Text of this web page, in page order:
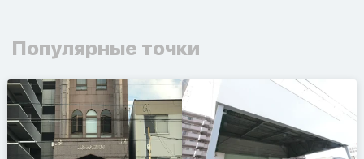
Популярные точки